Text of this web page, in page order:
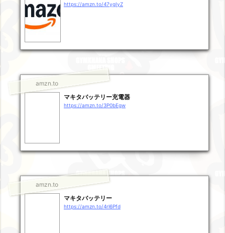
https://amzn.to/47ygIyZ
amzn.to
マキタバッテリー充電器
https://amzn.to/3P0bEgw
amzn.to
マキタバッテリー
https://amzn.to/4rl6Pfd